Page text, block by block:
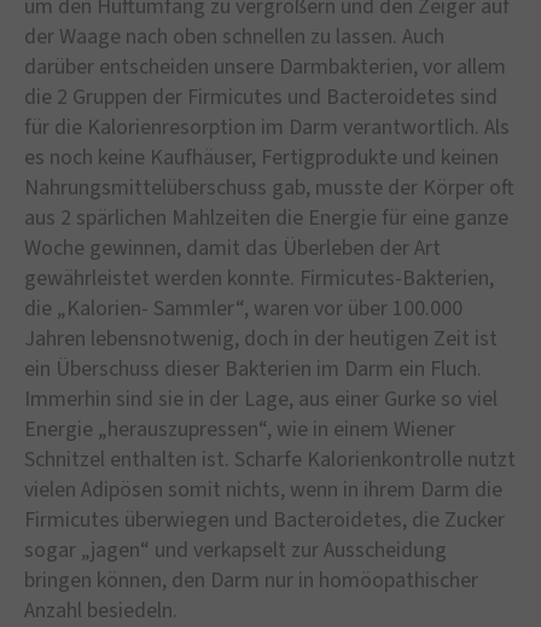
um den Hüftumfang zu vergrößern und den Zeiger auf
der Waage nach oben schnellen zu lassen. Auch
darüber entscheiden unsere Darmbakterien, vor allem
die 2 Gruppen der Firmicutes und Bacteroidetes sind
für die Kalorienresorption im Darm verantwortlich. Als
es noch keine Kaufhäuser, Fertigprodukte und keinen
Nahrungsmittelüberschuss gab, musste der Körper oft
aus 2 spärlichen Mahlzeiten die Energie für eine ganze
Woche gewinnen, damit das Überleben der Art
gewährleistet werden konnte. Firmicutes-Bakterien,
die „Kalorien- Sammler“, waren vor über 100.000
Jahren lebensnotwenig, doch in der heutigen Zeit ist
ein Überschuss dieser Bakterien im Darm ein Fluch.
Immerhin sind sie in der Lage, aus einer Gurke so viel
Energie „herauszupressen“, wie in einem Wiener
Schnitzel enthalten ist. Scharfe Kalorienkontrolle nutzt
vielen Adipösen somit nichts, wenn in ihrem Darm die
Firmicutes überwiegen und Bacteroidetes, die Zucker
sogar „jagen“ und verkapselt zur Ausscheidung
bringen können, den Darm nur in homöopathischer
Anzahl besiedeln.